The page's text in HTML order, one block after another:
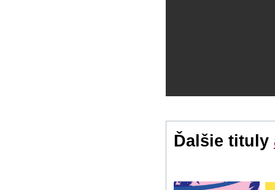
Ďalšie tituly